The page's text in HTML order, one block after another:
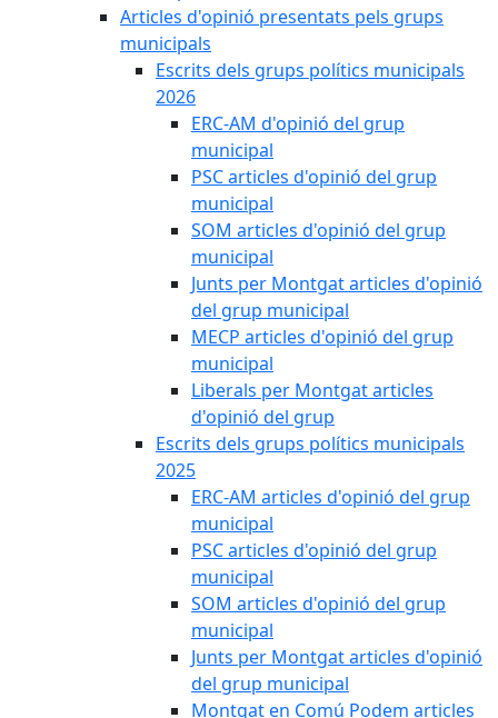
Articles d'opinió presentats pels grups
municipals
Escrits dels grups polítics municipals
2026
ERC-AM d'opinió del grup
municipal
PSC articles d'opinió del grup
municipal
SOM articles d'opinió del grup
municipal
Junts per Montgat articles d'opinió
del grup municipal
MECP articles d'opinió del grup
municipal
Liberals per Montgat articles
d'opinió del grup
Escrits dels grups polítics municipals
2025
ERC-AM articles d'opinió del grup
municipal
PSC articles d'opinió del grup
municipal
SOM articles d'opinió del grup
municipal
Junts per Montgat articles d'opinió
del grup municipal
Montgat en Comú Podem articles